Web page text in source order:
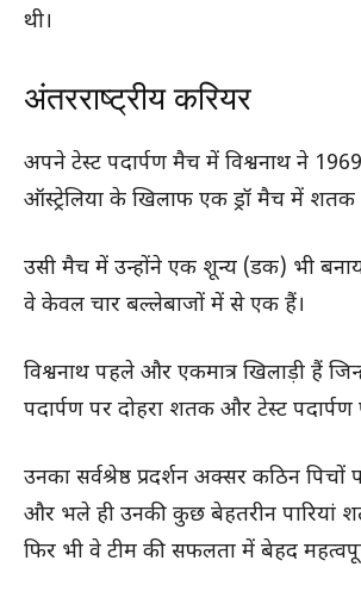
थी।
अंतरराष्ट्रीय करियर
अपने टेस्ट पदार्पण मैच में विश्वनाथ ने
ऑस्ट्रेलिया के खिलाफ एक ड्रॉ मैच में शतक
उसी मैच में उन्होंने एक शून्य (डक) भी
वे केवल चार बल्लेबाजों में से एक हैं।
विश्वनाथ पहले और एकमात्र खिलाड़ी हैं
पदार्पण पर दोहरा शतक और टेस्ट
उनका सर्वश्रेष्ठ प्रदर्शन अक्सर कठिन
और भले ही उनकी कुछ बेहतरीन पारियां
फिर भी वे टीम की सफलता में बेहद